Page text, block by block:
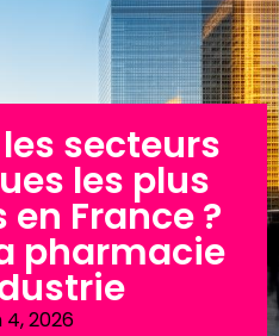
secteurs
les plus
France ?
pharmacie
4, 2026